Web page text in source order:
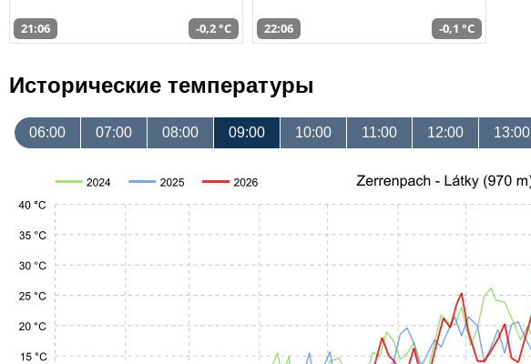
21:06 -0,2 °C 22:06 -0,1 °C
Исторические температуры
06:00 07:00 08:00 09:00 10:00 11:00 12:00 13:00